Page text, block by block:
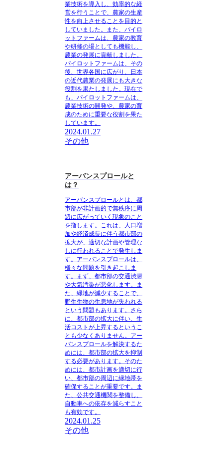
業技術を導入し、効率的な経
営を行うことで、農家の生産
性を向上させることを目的と
していました。また、パイロ
ットファームは、農家の教育
や研修の場としても機能し、
農業の発展に貢献しました。
パイロットファームは、その
後、世界各国に広がり、日本
の近代農業の発展にも大きな
役割を果たしました。 現在で
も、パイロットファームは、
農業技術の開発や、農家の育
成のために重要な役割を果た
しています。
2024.01.27
その他
アーバンスプロールと
は？
アーバンスプロールとは、 都
市部が非計画的で無秩序に周
辺に広がっていく現象のこと
を指します。これは、
人口増
加や経済成長に伴う都市部の
拡大が、 適切な計画や管理な
しに行われることで発生 しま
す。アーバンスプロールは、
様々な問題を引き起こしま
す。まず、 都市部の交通渋滞
や大気汚染が悪化します。ま
た、 緑地が減少することで、
野生生物の生息地が失われる
という問題もあります。さら
に、 都市部の拡大に伴い、生
活コストが上昇する というこ
とも少なくありません。アー
バンスプロールを解決するた
めには、 都市部の拡大を抑制
する必要があります。そのた
めには、 都市計画を適切に行
い、都市部の周辺に緑地帯を
確保することが重要です。ま
た、 公共交通機関を整備し、
自動車への依存を減らすこと
も有効です。
2024.01.25
その他